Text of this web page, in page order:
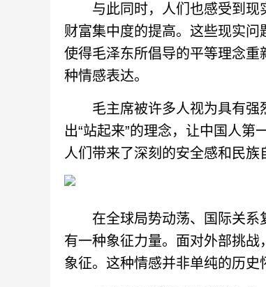
与此同时，人们也感受到现
财富集中度的提高。这些现实问
使得毛泽东所倡导的平等理念
种情感表达。
毛主席被许多人视为具有强
出“站起来”的理念，让中国人
人们带来了深刻的安全感和民族
在全球局势动荡、国际关系
有一种象征力量。面对外部挑
象征。这种情感并非单纯的历史